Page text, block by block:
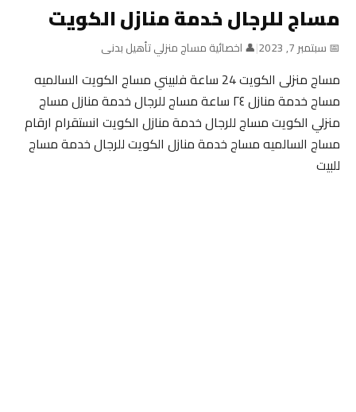
مساج للرجال خدمة منازل الكويت
📅 سبتمبر 7, 2023 |👤 اخصائية مساج منزلي تأهيل بدنى
مساج منزلى الكويت 24 ساعة فلبيني مساج الكويت السالميه
مساج خدمة منازل ٢٤ ساعة مساج للرجال خدمة منازل مساج
منزلي الكويت مساج للرجال خدمة منازل الكويت انستقرام ارقام
مساج السالميه مساج خدمة منازل الكويت للرجال خدمة مساج
للبيت